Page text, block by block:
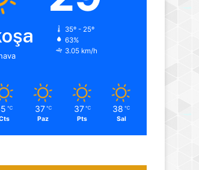
35º - 25º
63%
3.05 km/h
℃ 37 ℃
Paz
37 ℃
Pts
38 ℃
Sal